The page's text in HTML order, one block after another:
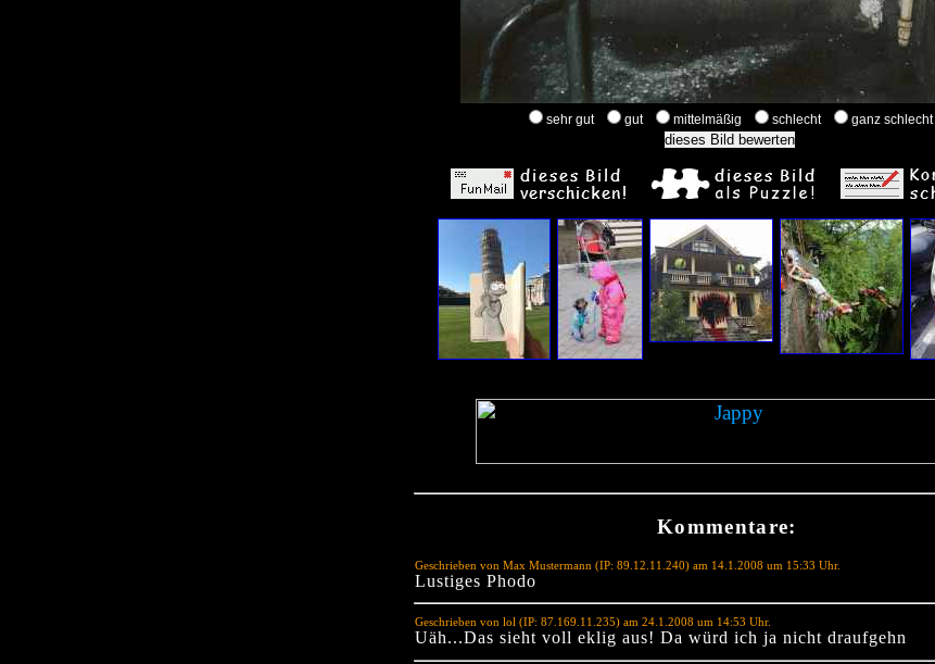
sehr gut gut mittelmäßig schlecht ganz schlecht
Kommentare:
Geschrieben von Max Mustermann (IP: 89.12.11.240) am 14.1.2008 um 15:33 Uhr.
Lustiges Phodo
Geschrieben von lol (IP: 87.169.11.235) am 24.1.2008 um 14:53 Uhr.
Uäh...Das sieht voll eklig aus! Da würd ich ja nicht draufgehn